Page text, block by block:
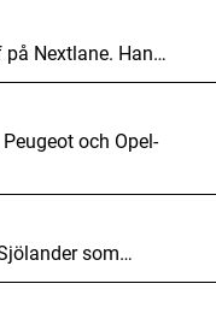
Nextlane. Han…
och Opel-
som…